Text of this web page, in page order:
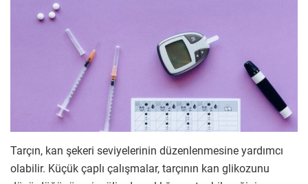
Tarçın, kan şekeri seviyelerinin düzenlenmesine yardımcı
olabilir. Küçük çaplı çalışmalar, tarçının kan glikozunu